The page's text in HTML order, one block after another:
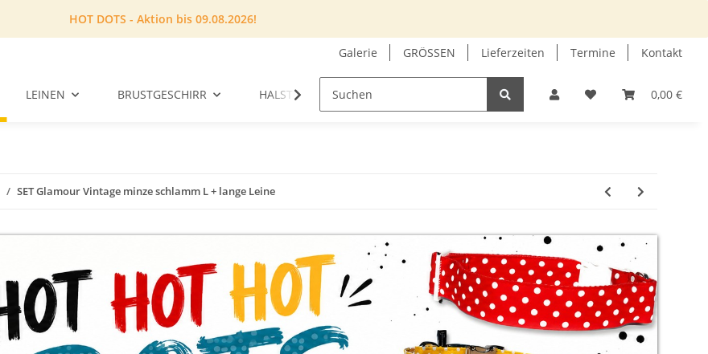
HOT DOTS - Aktion bis 09.08.2026!
Galerie GRÖSSEN Lieferzeiten Termine Kontakt
0,00 €
LEINEN BRUSTGESCHIRR HALSTUCH GUTSCHEIN INFOECKE
SET Glamour Vintage minze schlamm L + lange Leine